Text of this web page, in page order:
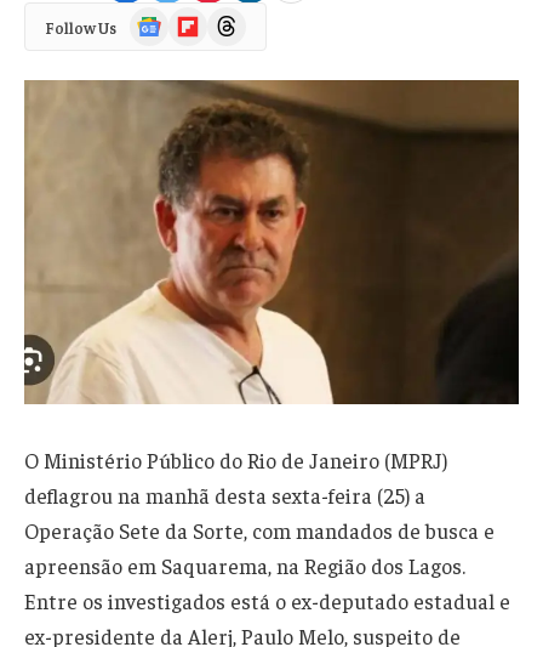
Follow Us
Google
News
FlipboardThreads
O Ministério Público do Rio de Janeiro (MPRJ)
deflagrou na manhã desta sexta-feira (25) a
Operação Sete da Sorte, com mandados de busca e
apreensão em Saquarema, na Região dos Lagos.
Entre os investigados está o ex-deputado estadual e
ex-presidente da Alerj, Paulo Melo, suspeito de